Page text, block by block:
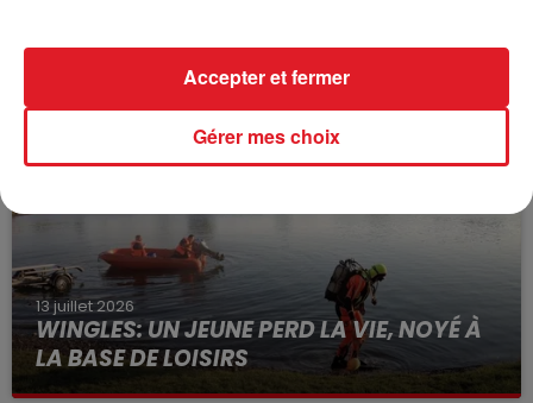
Selon les premiers éléments, le logement servait
à des prostituées
13 juillet 2026
WINGLES: UN JEUNE PERD LA VIE, NOYÉ À
LA BASE DE LOISIRS
La victime a coulé à pic
Gérer mes choix
Accepter et fermer